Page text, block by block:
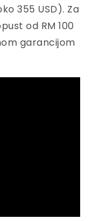
355 USD). Za
od RM 100
garancijom